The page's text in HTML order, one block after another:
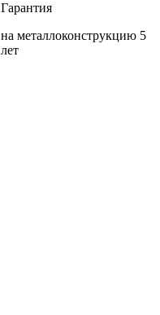
Гарантия
на металлоконструкцию 5
лет